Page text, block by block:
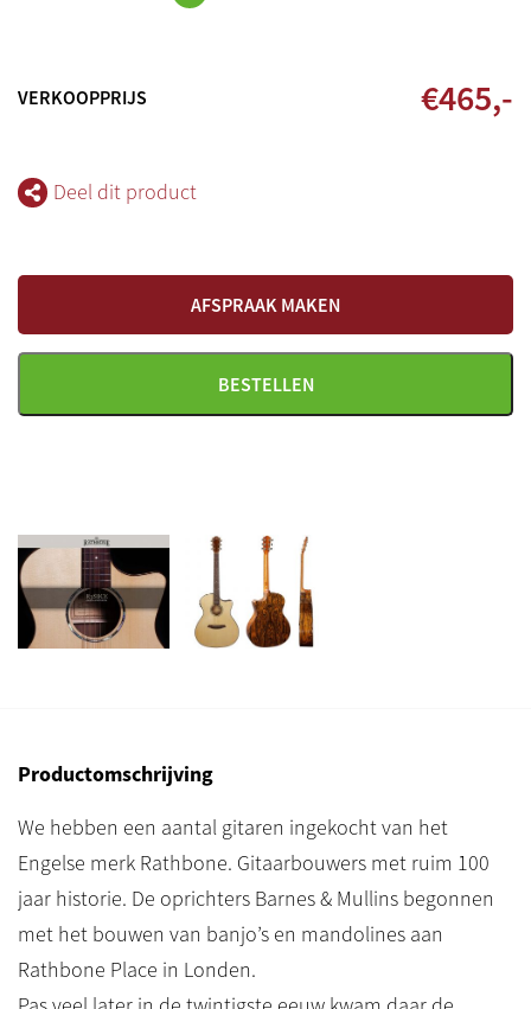
VERKOOPPRIJS €465,-
Deel dit product
AFSPRAAK MAKEN
BESTELLEN
Productomschrijving
We hebben een aantal gitaren ingekocht van het
Engelse merk Rathbone. Gitaarbouwers met ruim 100
jaar historie. De oprichters Barnes & Mullins begonnen
met het bouwen van banjo’s en mandolines aan
Rathbone Place in Londen.